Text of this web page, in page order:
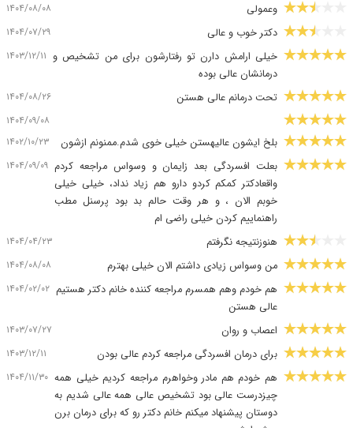
وعمولی ۱۴۰۴/۰۸/۰۸
دکتر خوب و عالی ۱۴۰۴/۰۷/۲۹
خیلی ارامش دارن تو رفتارشون برای من تشخیص و
درمانشان عالی بوده
۱۴۰۳/۱۲/۱۱
تحت درمانم عالی هستن
۱۴۰۴/۰۸/۲۶
۱۴۰۴/۰۹/۰۸
بلخ ایشون عالیهستن خیلی خوی شدم.ممنونم ازشون ۱۴۰۲/۱۰/۲۳
بعلت افسردگی بعد زایمان و وسواس مراجعه کردم
واقعادکتر کمکم کردو دارو هم زیاد نداد، خیلی خیلی
خوبم الان ، و هر وقت حالم بد بود پرسنل مطب
راهنماییم کردن خیلی راضی ام
۱۴۰۴/۰۹/۰۹
هنوزنتیجه نگرفتم ۱۴۰۴/۰۴/۲۳
من وسواس زیادی داشتم الان خیلی بهترم ۱۴۰۴/۰۸/۰۸
هم خودم وهم همسرم مراجعه کننده خانم دکتر هستیم
عالی هستن
۱۴۰۴/۰۲/۰۲
اعصاب و روان ۱۴۰۳/۰۷/۲۷
برای درمان افسردگی مراجعه کردم عالی بودن ۱۴۰۳/۱۲/۱۱
هم خودم هم مادر وخواهرم مراجعه کردیم خیلی همه
چیزدرست عالی بود تشخیص عالی همه عالی شدیم به
دوستان پیشنهاد میکنم خانم دکتر رو که برای درمان برن
۱۴۰۴/۱۱/۳۰